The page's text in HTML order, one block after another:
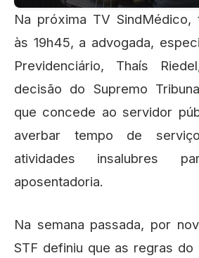
Na próxima TV SindMédico, terça-feira (8/9),
às 19h45, a advogada,
Previdenciário, Thaís
decisão do Supremo
que concede ao servidor
averbar tempo de
atividades insalubres
aposentadoria.
Na semana passada, por
STF definiu que as regras do